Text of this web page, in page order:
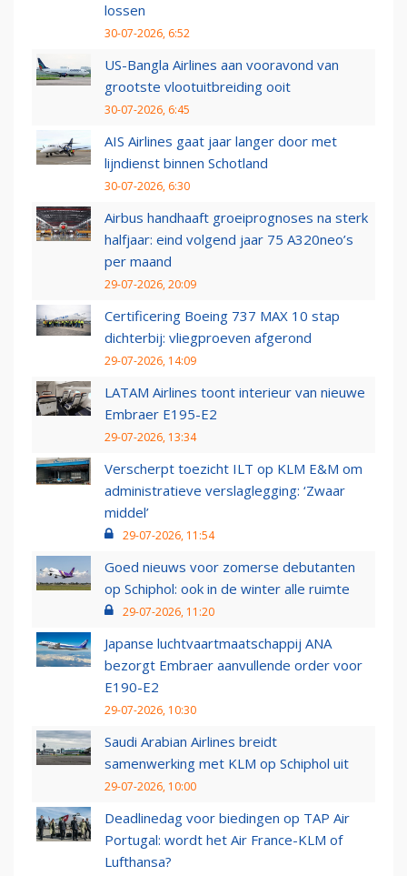
lossen
30-07-2026, 6:52
US-Bangla Airlines aan vooravond van
grootste vlootuitbreiding ooit
30-07-2026, 6:45
AIS Airlines gaat jaar langer door met
lijndienst binnen Schotland
30-07-2026, 6:30
Airbus handhaaft groeiprognoses na sterk
halfjaar: eind volgend jaar 75 A320neo’s
per maand
29-07-2026, 20:09
Certificering Boeing 737 MAX 10 stap
dichterbij: vliegproeven afgerond
29-07-2026, 14:09
LATAM Airlines toont interieur van nieuwe
Embraer E195-E2
29-07-2026, 13:34
Verscherpt toezicht ILT op KLM E&M om
administratieve verslaglegging: ‘Zwaar
middel’
29-07-2026, 11:54
Goed nieuws voor zomerse debutanten
op Schiphol: ook in de winter alle ruimte
29-07-2026, 11:20
Japanse luchtvaartmaatschappij ANA
bezorgt Embraer aanvullende order voor
E190-E2
29-07-2026, 10:30
Saudi Arabian Airlines breidt
samenwerking met KLM op Schiphol uit
29-07-2026, 10:00
Deadlinedag voor biedingen op TAP Air
Portugal: wordt het Air France-KLM of
Lufthansa?